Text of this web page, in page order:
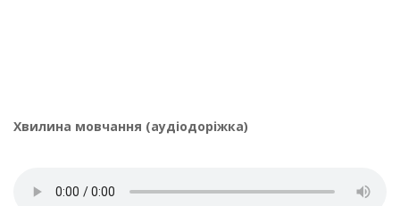
Хвилина мовчання (аудіодоріжка)